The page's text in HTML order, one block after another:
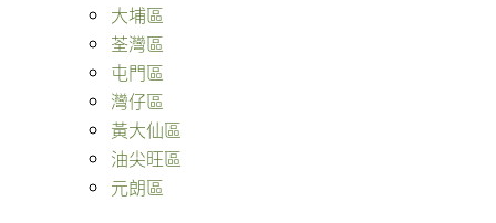
大埔區
荃灣區
屯門區
灣仔區
黃大仙區
油尖旺區
元朗區